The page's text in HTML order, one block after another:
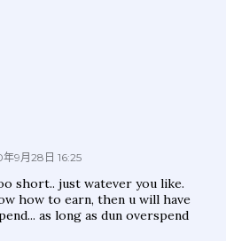
9月28日 16:25
short.. just watever you like.
how to earn, then u will have
as long as dun overspend